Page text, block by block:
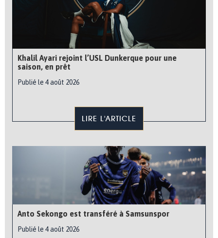
Khalil Ayari rejoint l’USL Dunkerque pour une
saison, en prêt
Publié le 4 août 2026
LIRE L'ARTICLE
Anto Sekongo est transféré à Samsunspor
Publié le 4 août 2026